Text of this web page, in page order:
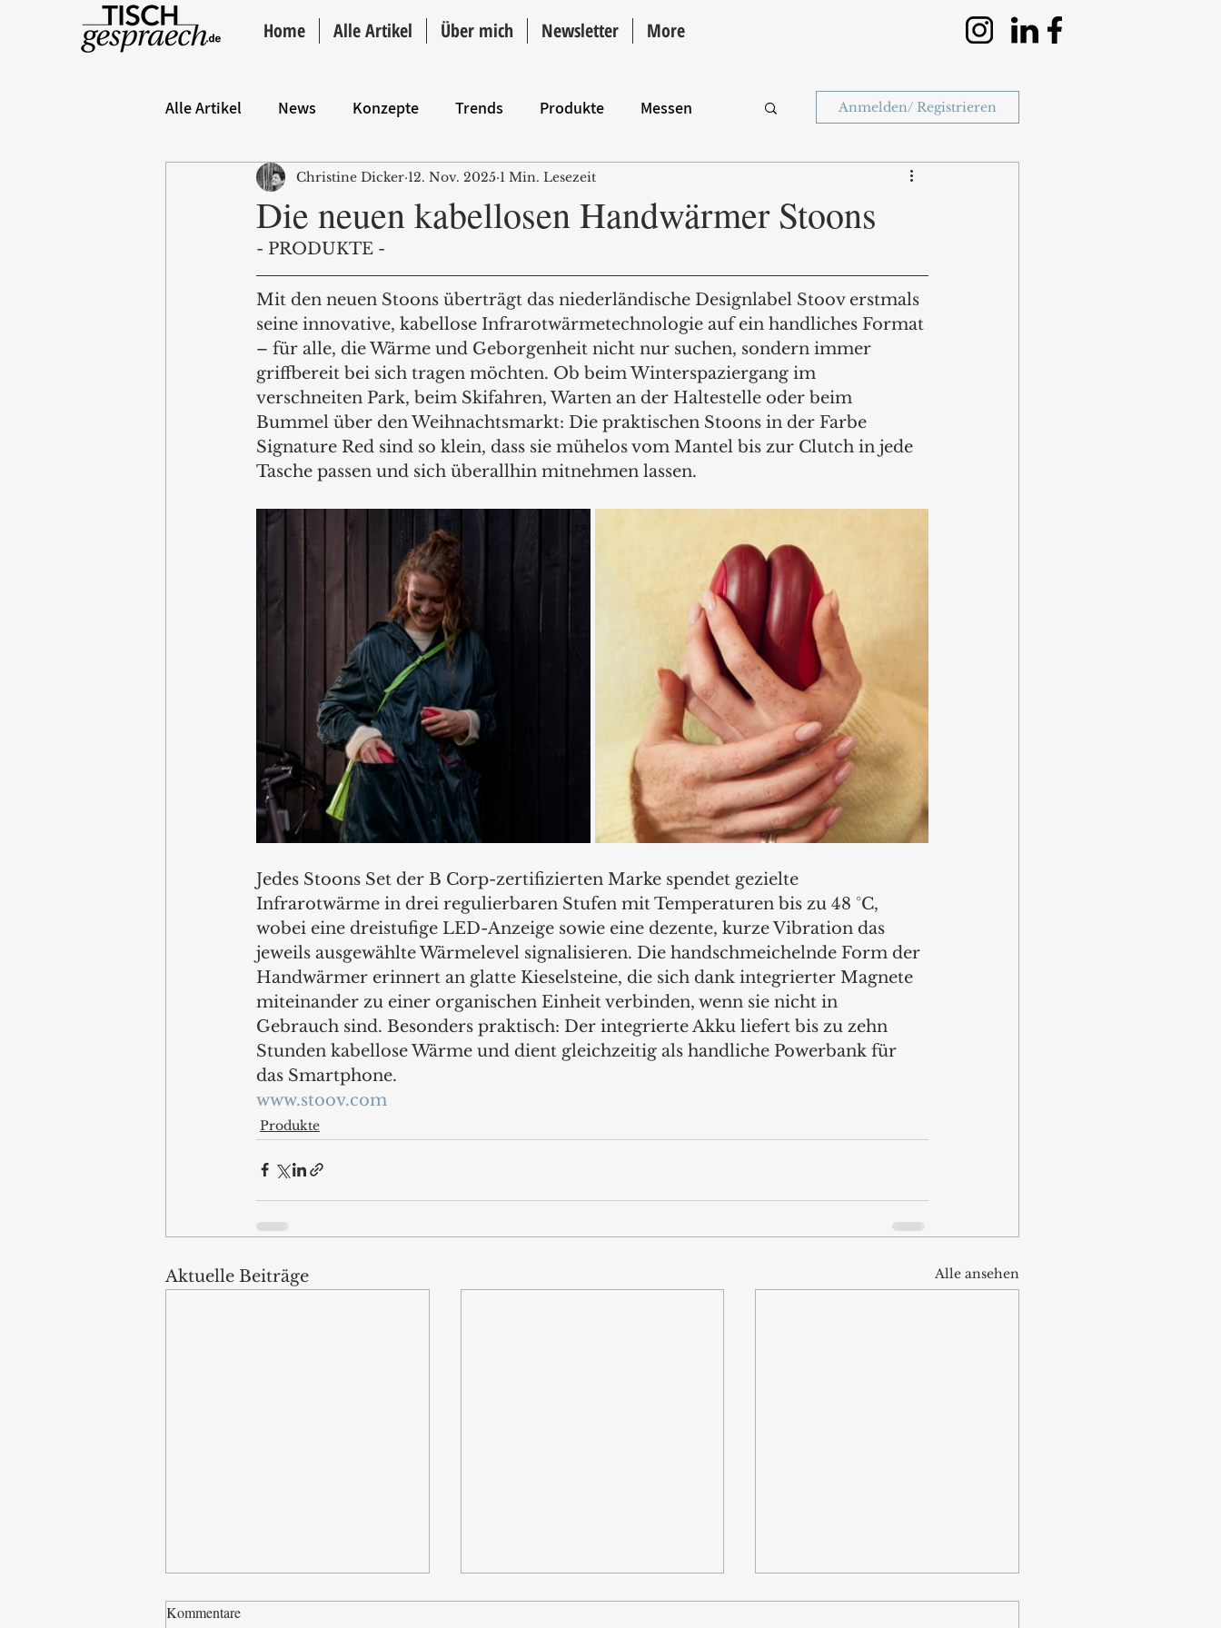
Home Alle Artikel Über mich Newsletter More
Alle Artikel News Konzepte Trends Produkte Messen
Hintergrund ANZEIGE Intro
Anmelden/ Registrieren
Die neuen kabellosen Handwärmer Stoons
Christine Dicker 12. Nov. 2025 1 Min. Lesezeit
- PRODUKTE -
Mit den neuen Stoons überträgt das niederländische Designlabel Stoov erstmals
seine innovative, kabellose Infrarotwärmetechnologie auf ein handliches Format
– für alle, die Wärme und Geborgenheit nicht nur suchen, sondern immer
griffbereit bei sich tragen möchten. Ob beim Winterspaziergang im
verschneiten Park, beim Skifahren, Warten an der Haltestelle oder beim
Bummel über den Weihnachtsmarkt: Die praktischen Stoons in der Farbe
Signature Red sind so klein, dass sie mühelos vom Mantel bis zur Clutch in jede
Tasche passen und sich überallhin mitnehmen lassen.
Jedes Stoons Set der B Corp-zertifizierten Marke spendet gezielte
Infrarotwärme in drei regulierbaren Stufen mit Temperaturen bis zu 48 °C,
wobei eine dreistufige LED-Anzeige sowie eine dezente, kurze Vibration das
jeweils ausgewählte Wärmelevel signalisieren. Die handschmeichelnde Form der
Handwärmer erinnert an glatte Kieselsteine, die sich dank integrierter Magnete
miteinander zu einer organischen Einheit verbinden, wenn sie nicht in
Gebrauch sind. Besonders praktisch: Der integrierte Akku liefert bis zu zehn
Stunden kabellose Wärme und dient gleichzeitig als handliche Powerbank für
das Smartphone.
www.stoov.com
Produkte
Aktuelle Beiträge Alle ansehen
Kommentare